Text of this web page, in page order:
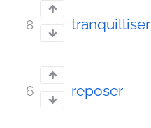
8 tranquilliser
6 reposer